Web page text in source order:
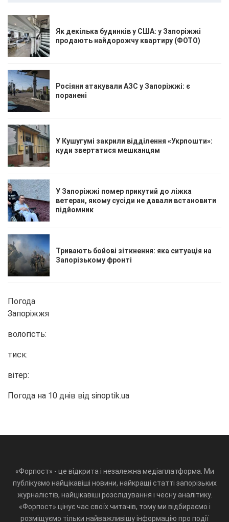
Як декілька будинків у США: у Запоріжжі
продають найдорожчу квартиру (ФОТО)
Росіяни атакували АЗС у Запоріжжі: є
поранені
У Кушугумі закрили відділення «Укрпошти»:
куди звертатися мешканцям
У Запоріжжі помер прикутий до ліжка
ветеран, якому сусіди не давали встановити
підйомник
Тривають бойові зіткнення: яка ситуація на
Запорізькому фронті
Погода
Запоріжжя
вологість:
тиск:
вітер:
Погода на 10 днів від sinoptik.ua
«Форпост» - це відкрита і незалежна медіаплатформа. Ми
публікуємо найцікавіші новини, найкращі статті запорізьких
журналістів, найцікавіші розслідування і чесну аналітику.
«Форпост» цінує час своїх читачів, тому ми відбираємо і
розміщуємо тільки найважливішу інформацію про події